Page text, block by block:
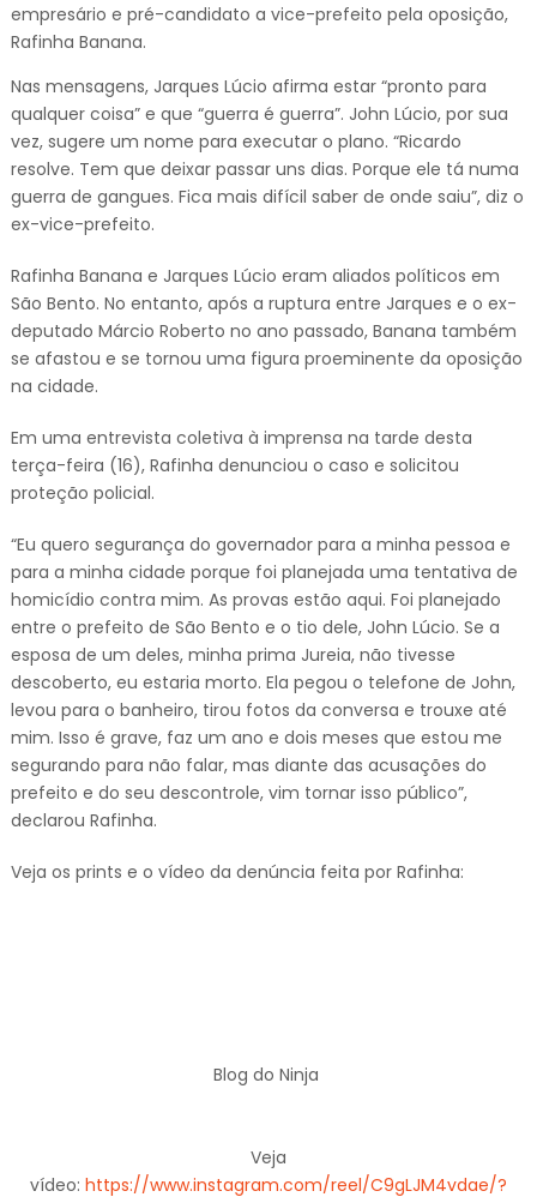
empresário e pré-candidato a vice-prefeito pela oposição,
Rafinha Banana.
Nas mensagens, Jarques Lúcio afirma estar “pronto para
qualquer coisa” e que “guerra é guerra”. John Lúcio, por sua
vez, sugere um nome para executar o plano. “Ricardo
resolve. Tem que deixar passar uns dias. Porque ele tá numa
guerra de gangues. Fica mais difícil saber de onde saiu”, diz o
ex-vice-prefeito.
Rafinha Banana e Jarques Lúcio eram aliados políticos em
São Bento. No entanto, após a ruptura entre Jarques e o ex-
deputado Márcio Roberto no ano passado, Banana também
se afastou e se tornou uma figura proeminente da oposição
na cidade.
Em uma entrevista coletiva à imprensa na tarde desta
terça-feira (16), Rafinha denunciou o caso e solicitou
proteção policial.
“Eu quero segurança do governador para a minha pessoa e
para a minha cidade porque foi planejada uma tentativa de
homicídio contra mim. As provas estão aqui. Foi planejado
entre o prefeito de São Bento e o tio dele, John Lúcio. Se a
esposa de um deles, minha prima Jureia, não tivesse
descoberto, eu estaria morto. Ela pegou o telefone de John,
levou para o banheiro, tirou fotos da conversa e trouxe até
mim. Isso é grave, faz um ano e dois meses que estou me
segurando para não falar, mas diante das acusações do
prefeito e do seu descontrole, vim tornar isso público”,
declarou Rafinha.
Veja os prints e o vídeo da denúncia feita por Rafinha:
Blog do Ninja
Veja
vídeo: https://www.instagram.com/reel/C9gLJM4vdae/?